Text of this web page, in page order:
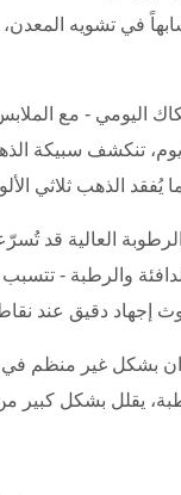
في تشويه
اليومي - مع
تنكشف سبيكة
العالية قد
والرطبة -
بشكل غير منظم